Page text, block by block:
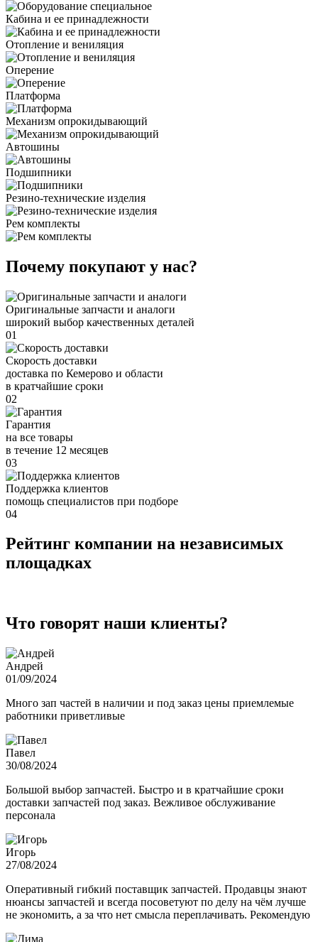
Кабина и ее принадлежности
Отопление и вениляция
Оперение
Платформа
Механизм опрокидывающий
Автошины
Подшипники
Резино-технические изделия
Рем комплекты
Почему покупают у нас?
Оригинальные запчасти и аналоги
широкий выбор качественных деталей
01
Скорость доставки
доставка по Кемерово и области
в кратчайшие сроки
02
Гарантия
на все товары
в течение 12 месяцев
03
Поддержка клиентов
помощь специалистов при подборе
04
Рейтинг компании на независимых
площадках
Что говорят наши клиенты?
Андрей
01/09/2024
Много зап частей в наличии и под заказ цены приемлемые
работники приветливые
Павел
30/08/2024
Большой выбор запчастей. Быстро и в кратчайшие сроки
доставки запчастей под заказ. Вежливое обслуживание
персонала
Игорь
27/08/2024
Оперативный гибкий поставщик запчастей. Продавцы знают
нюансы запчастей и всегда посоветуют по делу на чём лучше
не экономить, а за что нет смысла переплачивать. Рекомендую